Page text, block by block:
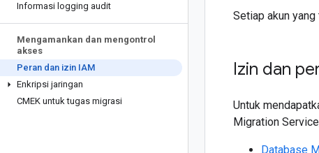
Informasi logging audit
Mengamankan dan mengontrol
akses
Peran dan izin IAM
Enkripsi jaringan
CMEK untuk tugas migrasi
Setiap akun
Izin dan
Untuk
Migration
Database